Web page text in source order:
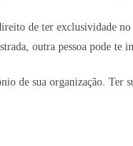
de ter exclusividade
outra pessoa pode te
de sua organização. Ter